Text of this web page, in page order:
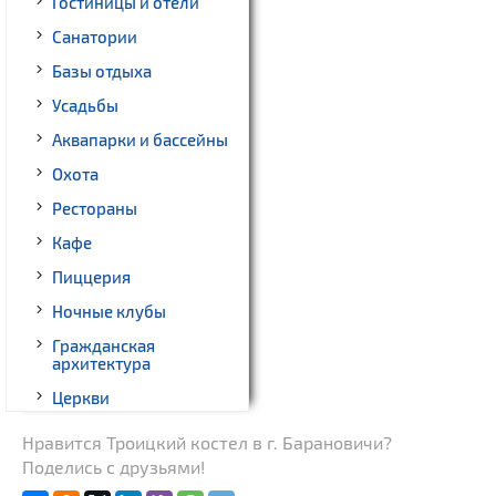
Санатории
Базы отдыха
Усадьбы
Аквапарки и бассейны
Охота
Рестораны
Кафе
Пиццерия
Ночные клубы
Гражданская
архитектура
Церкви
Памятники природы
Нравится Троицкий костел в г. Барановичи?
Поделись с друзьями!